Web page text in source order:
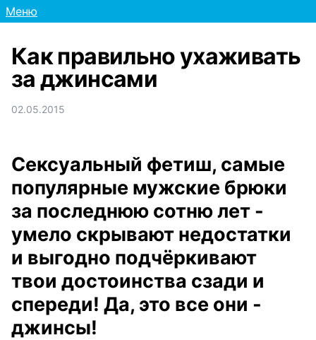
Меню
Как правильно ухаживать
за джинсами
02.05.2015
Сексуальный фетиш, самые
популярные мужские брюки
за последнюю сотню лет -
умело скрывают недостатки
и выгодно подчёркивают
твои достоинства сзади и
спереди! Да, это все они -
джинсы!